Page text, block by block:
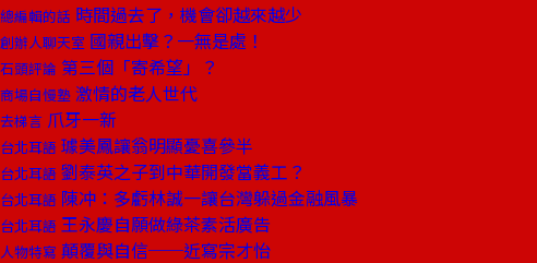
總編輯的話 時間過去了，機會卻越來越少
創辦人聊天室 國親出擊？一無是處！
石頭評論 第三個「寄希望」？
商場自慢塾 激情的老人世代
去梯言 爪牙一新
台北耳語 璩美鳳讓翁明顯憂喜參半
台北耳語 劉泰英之子到中華開發當義工？
台北耳語 陳冲：多虧林誠一讓台灣躲過金融風暴
台北耳語 王永慶自願做綠茶素活廣告
人物特寫 顛覆與自信──近寫宗才怡